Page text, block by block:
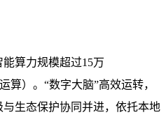
算力规模超过15万
算）。“数字大脑”高效运转，
生态保护协同并进，依托本地